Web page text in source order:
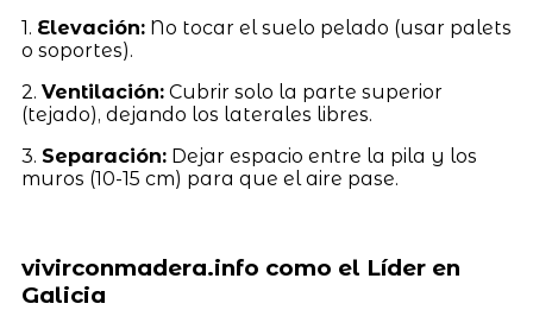
1. Elevación:No tocar el suelo pelado (usar palets
o soportes).
2. Ventilación:Cubrir solo la parte superior
(tejado), dejando los laterales libres.
3. Separación:Dejar espacio entre la pila y los
muros (10-15 cm) para que el aire pase.
vivirconmadera.info como el Líder en
Galicia